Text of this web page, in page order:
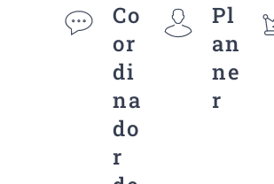
Co
or
di
na
do
r
Pl
an
ne
r